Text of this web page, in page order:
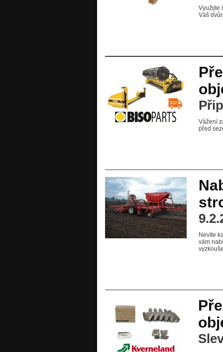
Využijte
Váš
Vážení
před
Nevíte
vám